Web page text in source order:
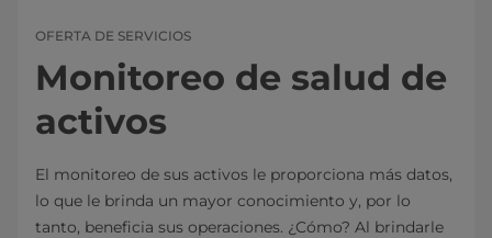
OFERTA DE SERVICIOS
Monitoreo de salud de
activos
El monitoreo de sus activos le proporciona más datos,
lo que le brinda un mayor conocimiento y, por lo
tanto, beneficia sus operaciones. ¿Cómo? Al brindarle